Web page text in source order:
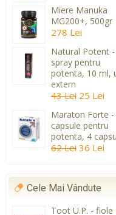
Miere Manuka
MG200+, 500gr
278 Lei
Natural Potent -
spray pentru
potenta, 10 ml,
extern
43 Lei 25 Lei
Maraton Forte -
capsule pentru
potenta, 4
62 Lei 36 Lei
Cele Mai Vândute
Toot U.P. - fiole